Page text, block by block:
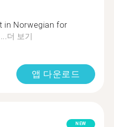
in Norwegian for
더 보기
앱 다운로드
NEW